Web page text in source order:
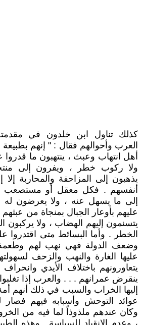
كذلك تناول ابن خلدون في
العرب وأحوالهم فقال : " إنهم
أهل انتهاب وعبث ، ينتهبون ما قدروا
ولا ركوب خطر ، ويفرون إلى
يذهبون إلى المزاحفة والمحاربة
أنفسهم . فكل معقل أو مستصعب
إلى ما يسهل عنه ، ولا يعرضون له .
عليهم بأوعار الجبال بمنجاة من
يتسنمون إليهم الهضاب ، ولا يركبون
الخطر . وأما البسائط متى اقتدروا
وضعف الدولة فهي نهب لهم وطعمة
عليها الغارة والنهب والزحف
يتعاورونهم باختلاف الأيدي
ينقرض عمرانهم . . . والعرب إذا
إليها الخراب والسبب في ذلك أنهم
عوائد التوحش وأسبابه فيهم فصار
وكان عندهم ملذوذاً لما فيه من